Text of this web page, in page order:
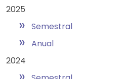
2025
» Semestral
» Anual
2024